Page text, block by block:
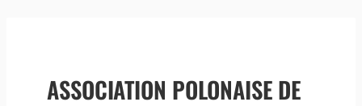
ASSOCIATION POLONAISE DE